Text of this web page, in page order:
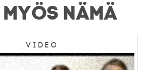
MYÖS NÄMÄ
Video